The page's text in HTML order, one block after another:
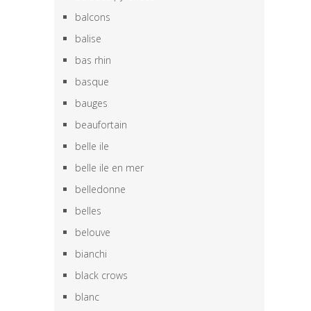
balcons
balise
bas rhin
basque
bauges
beaufortain
belle ile
belle ile en mer
belledonne
belles
belouve
bianchi
black crows
blanc